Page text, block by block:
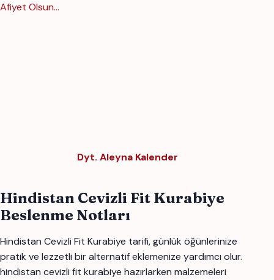
Afiyet Olsun...
Dyt. Aleyna Kalender
Hindistan Cevizli Fit Kurabiye
Beslenme Notları
Hindistan Cevizli Fit Kurabiye tarifi, günlük öğünlerinize
pratik ve lezzetli bir alternatif eklemenize yardımcı olur.
hindistan cevizli fit kurabiye hazırlarken malzemeleri